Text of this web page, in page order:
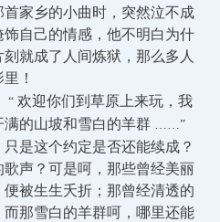
家乡的小曲时，突然泣不成
自己的情感，他不明白为什
就成了人间炼狱，那么多人
！
“ 欢迎你们到草原上来玩，我
的山坡和雪白的羊群 ……”
是这个约定是否还能续成？
声？可是呵，那些曾经美丽
被生生夭折；那曾经清透的
那雪白的羊群呵，哪里还能